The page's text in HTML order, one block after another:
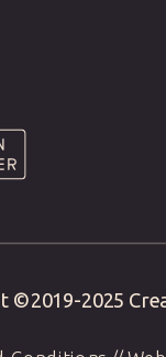
©2019-2025